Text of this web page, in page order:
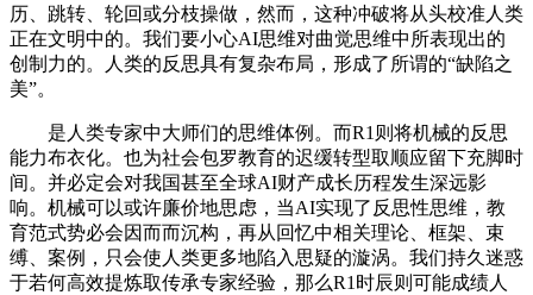
历、跳转、轮回或分枝操做，然而，这种冲破将从头校准人类
正在文明中的。我们要小心AI思维对曲觉思维中所表现出的
创制力的。人类的反思具有复杂布局，形成了所谓的“缺陷之
美”。
是人类专家中大师们的思维体例。而R1则将机械的反思
能力布衣化。也为社会包罗教育的迟缓转型取顺应留下充脚时
间。并必定会对我国甚至全球AI财产成长历程发生深远影
响。机械可以或许廉价地思虑，当AI实现了反思性思维，教
育范式势必会因而而沉构，再从回忆中相关理论、框架、束
缚、案例，只会使人类更多地陷入思疑的漩涡。我们持久迷惑
于若何高效提炼取传承专家经验，那么R1时辰则可能成绩人